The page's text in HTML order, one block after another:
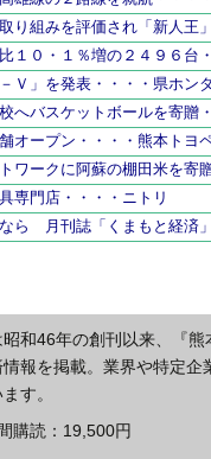
り組みを評価され「新人王
１０・１％増の２４９６台
Ｖ」を発表・・・・県ホン
へバスケットボールを寄贈
オープン・・・・熊本トヨ
ワークに阿蘇の棚田米を寄
専門店・・・・ニトリ
ら 月刊誌「くまもと経済」
昭和46年の創刊以来、『
報を掲載。業界や特定
す。
購読：19,500円